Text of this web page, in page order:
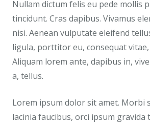
Nullam dictum felis eu pede mollis
tincidunt. Cras dapibus. Vivamus
nisi. Aenean vulputate eleifend
ligula, porttitor eu, consequat vitae,
Aliquam lorem ante, dapibus in,
a, tellus.
Lorem ipsum dolor sit amet. Morbi
lacinia faucibus, orci ipsum gravida